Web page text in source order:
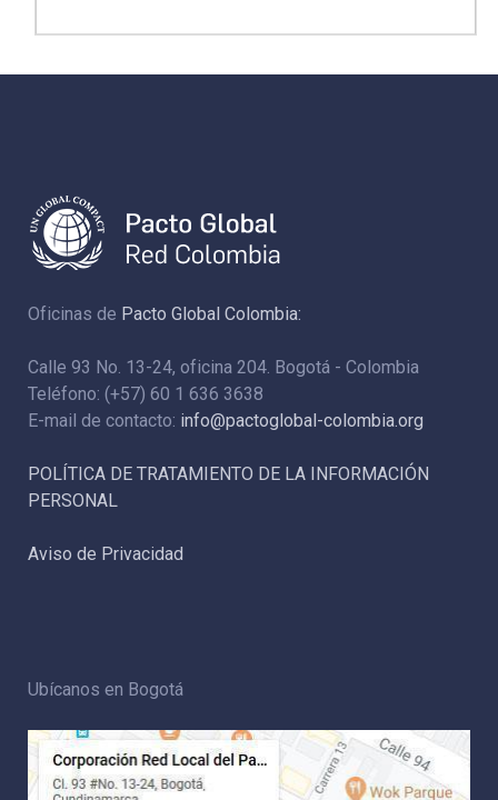
Oficinas de Pacto Global Colombia:
Calle 93 No. 13-24, oficina 204. Bogotá - Colombia
Teléfono: (+57) 60 1 636 3638
E-mail de contacto: info@pactoglobal-colombia.org
POLÍTICA DE TRATAMIENTO DE LA INFORMACIÓN
PERSONAL
Aviso de Privacidad
Ubícanos en Bogotá